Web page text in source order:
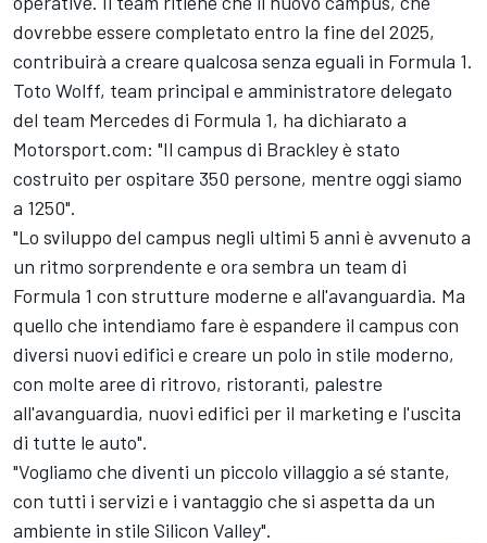
dovrebbe essere completato entro la fine del 2025,
contribuirà a creare qualcosa senza eguali in Formula 1.
Toto Wolff, team principal e amministratore delegato
del team Mercedes di Formula 1, ha dichiarato a
Motorsport.com: "Il campus di Brackley è stato
costruito per ospitare 350 persone, mentre oggi siamo
a 1250".
"Lo sviluppo del campus negli ultimi 5 anni è avvenuto a
un ritmo sorprendente e ora sembra un team di
Formula 1 con strutture moderne e all'avanguardia. Ma
quello che intendiamo fare è espandere il campus con
diversi nuovi edifici e creare un polo in stile moderno,
con molte aree di ritrovo, ristoranti, palestre
all'avanguardia, nuovi edifici per il marketing e l'uscita
di tutte le auto".
"Vogliamo che diventi un piccolo villaggio a sé stante,
con tutti i servizi e i vantaggio che si aspetta da un
ambiente in stile Silicon Valley".